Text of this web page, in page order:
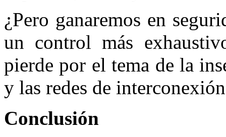
¿Pero ganaremos en
un control más
pierde por el tema de la
y las redes de
Conclusión